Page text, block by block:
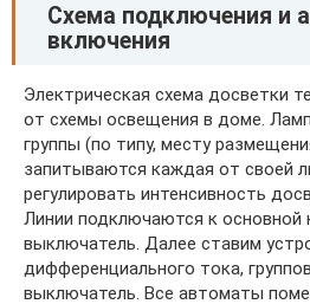
Схема подключения и
включения
Электрическая схема досветки
от схемы освещения в доме.
группы (по типу, месту
запитываются каждая от своей
регулировать интенсивность
Линии подключаются к основной
выключатель. Далее ставим
дифференциального тока,
выключатель. Все автоматы